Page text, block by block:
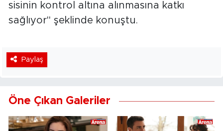
sisinin kontrol altına alınmasına katkı
sağlıyor" şeklinde konuştu.
Paylaş
Öne Çıkan Galeriler